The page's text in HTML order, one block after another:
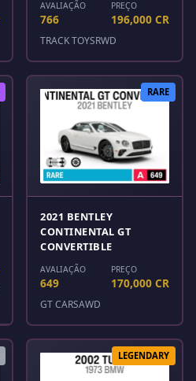
AVALIAÇÃO
766
PREÇO
196,000 CR
TRACK TOYSRWD
RARE
2021 BENTLEY
CONTINENTAL GT
CONVERTIBLE
AVALIAÇÃO
649
PREÇO
170,000 CR
GT CARSAWD
LEGENDARY